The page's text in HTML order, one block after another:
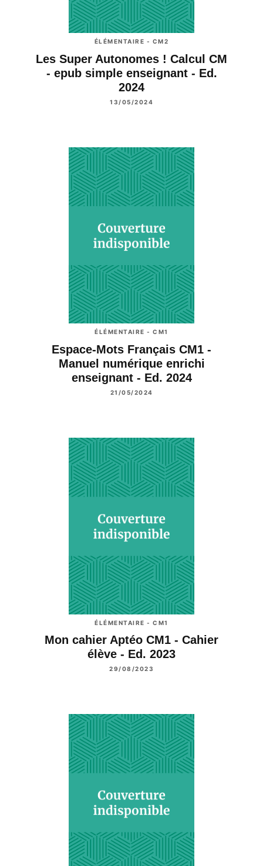
ÉLÉMENTAIRE - CM2
Les Super Autonomes ! Calcul CM
- epub simple enseignant - Ed.
2024
13/05/2024
ÉLÉMENTAIRE - CM1
Espace-Mots Français CM1 -
Manuel numérique enrichi
enseignant - Ed. 2024
21/05/2024
ÉLÉMENTAIRE - CM1
Mon cahier Aptéo CM1 - Cahier
élève - Ed. 2023
29/08/2023